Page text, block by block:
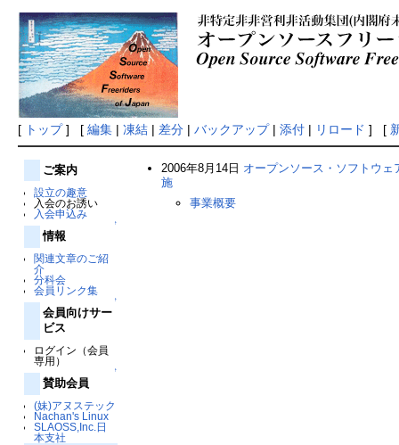
[ トップ] [ 編集| 凍結| 差分| バックアップ| 添付| リロード ] [
ご案内
設立の趣意
入会のお誘い
入会申込み
↑
情報
関連文章のご紹
介
分科会
会員リンク集
↑
会員向けサー
ビス
ログイン（会員
専用）
↑
賛助会員
(妹)アヌステック
Nachan's Linux
SLAOSS,Inc.日
本支社
2006年8月14日 オープンソース・ソフトウ
施
事業概要